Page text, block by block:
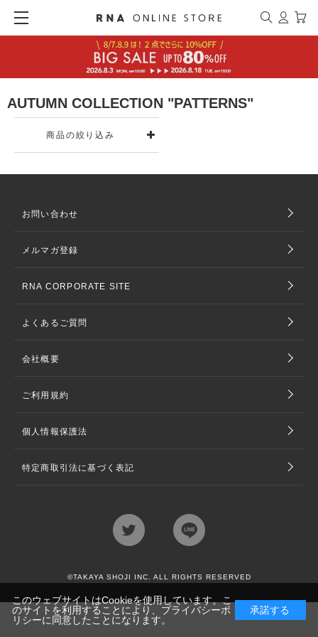
AUTUMN COLLECTION "PATTERNS"
商品の絞り込み
お問い合わせ
メルマガ登録
RNA CORPORATE SITE
よくあるご質問
会社概要
ご利用規約
個人情報保護法
特定商取引法に基づく表記
©TAKAYA SHOJI INC. ALL RIGHTS RESERVED
このウェブサイトはCookieを使用しています。こ
のサイトを利用することにより、 プライバシーポ
リシーに同意したことになります。
承諾する